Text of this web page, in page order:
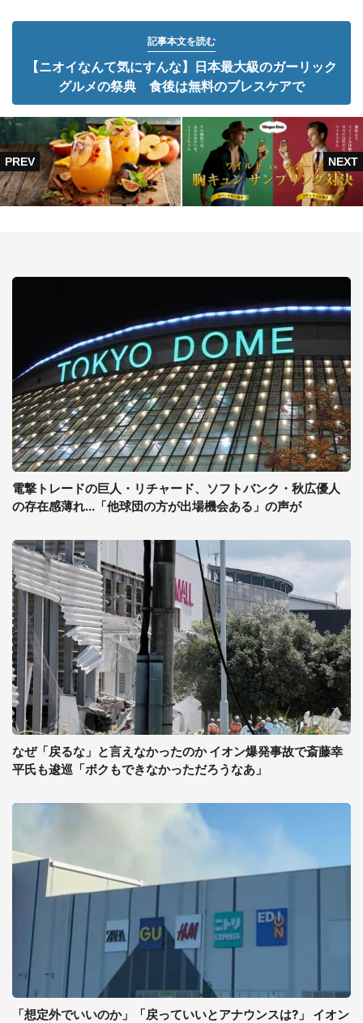
記事本文を読む
【ニオイなんて気にすんな】日本最大級のガーリック
グルメの祭典 食後は無料のブレスケアで
電撃トレードの巨人・リチャード、ソフトバンク・秋広優人
の存在感薄れ...「他球団の方が出場機会ある」の声が
なぜ「戻るな」と言えなかったのか イオン爆発事故で斎藤幸
平氏も逡巡「ボクもできなかっただろうなあ」
「想定外でいいのか」「戻っていいとアナウンスは?」 イオン